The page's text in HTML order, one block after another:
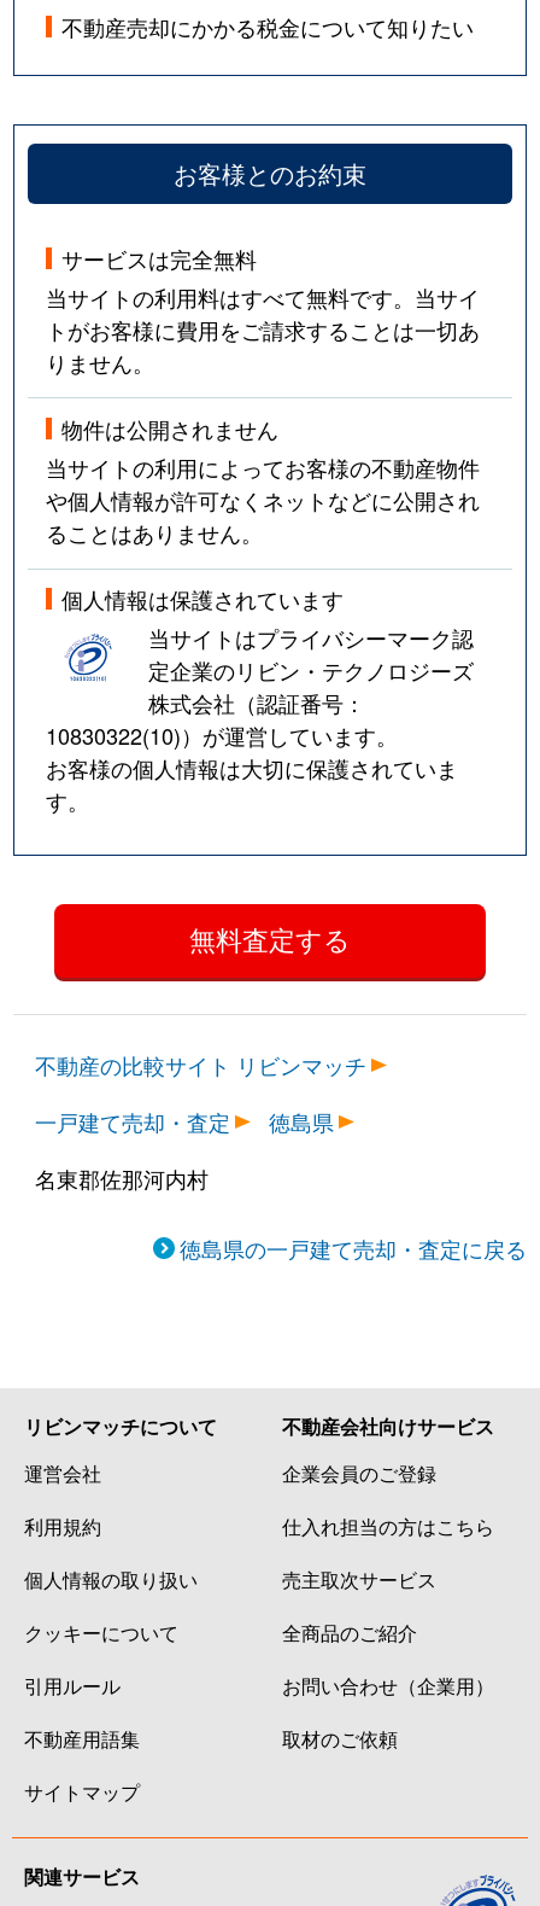
不動産売却にかかる税金について知りたい
お客様とのお約束
サービスは完全無料
当サイトの利用料はすべて無料です。当サイ
トがお客様に費用をご請求することは一切あ
りません。
物件は公開されません
当サイトの利用によってお客様の不動産物件
や個人情報が許可なくネットなどに公開され
ることはありません。
個人情報は保護されています
当サイトはプライバシーマーク認
定企業のリビン・テクノロジーズ
株式会社（認証番号：
10830322(10)）が運営しています。
お客様の個人情報は大切に保護されていま
す。
不動産の比較サイト リビンマッチ
一戸建て売却・査定
徳島県
名東郡佐那河内村
徳島県の一戸建て売却・査定に戻る
リビンマッチについて
運営会社
利用規約
個人情報の取り扱い
クッキーについて
引用ルール
不動産用語集
サイトマップ
不動産会社向けサービス
企業会員のご登録
仕入れ担当の方はこちら
売主取次サービス
全商品のご紹介
お問い合わせ（企業用）
取材のご依頼
関連サービス